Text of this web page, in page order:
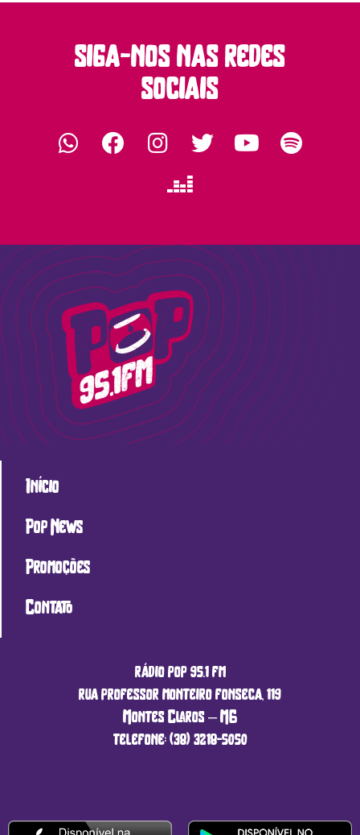
siga-nos nas redes
sociais
Início
Pop News
Promoções
Contato
rádio pop 95.1 fm
rua professor monteiro fonseca, 119
Montes Claros – MG
telefone: (38) 3218-5050